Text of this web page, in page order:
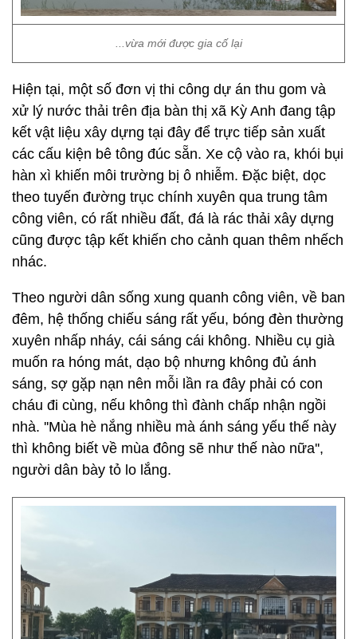
...vừa mới được gia cố lại
Hiện tại, một số đơn vị thi công dự án thu gom và
xử lý nước thải trên địa bàn thị xã Kỳ Anh đang tập
kết vật liệu xây dựng tại đây để trực tiếp sản xuất
các cấu kiện bê tông đúc sẵn. Xe cộ vào ra, khói bụi
hàn xì khiến môi trường bị ô nhiễm. Đặc biệt, dọc
theo tuyến đường trục chính xuyên qua trung tâm
công viên, có rất nhiều đất, đá là rác thải xây dựng
cũng được tập kết khiến cho cảnh quan thêm nhếch
nhác.
Theo người dân sống xung quanh công viên, về ban
đêm, hệ thống chiếu sáng rất yếu, bóng đèn thường
xuyên nhấp nháy, cái sáng cái không. Nhiều cụ già
muốn ra hóng mát, dạo bộ nhưng không đủ ánh
sáng, sợ gặp nạn nên mỗi lần ra đây phải có con
cháu đi cùng, nếu không thì đành chấp nhận ngồi
nhà. ''Mùa hè nắng nhiều mà ánh sáng yếu thế này
thì không biết về mùa đông sẽ như thế nào nữa'',
người dân bày tỏ lo lắng.